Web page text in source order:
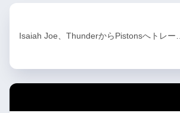
Isaiah Joe、ThunderからPistonsへトレー…